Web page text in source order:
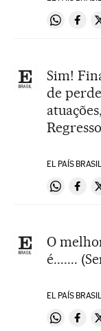
Sim!
de
Regresso
EL PAÍS
O
é.......
EL PAÍS